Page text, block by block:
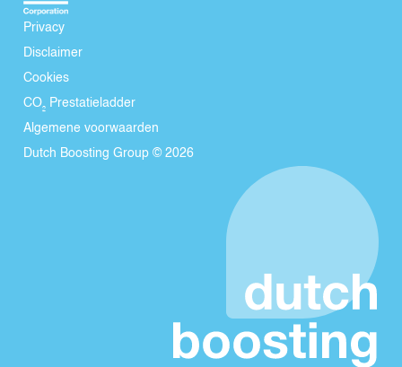
Privacy
Disclaimer
Cookies
CO₂ Prestatieladder
Algemene voorwaarden
Dutch Boosting Group © 2026